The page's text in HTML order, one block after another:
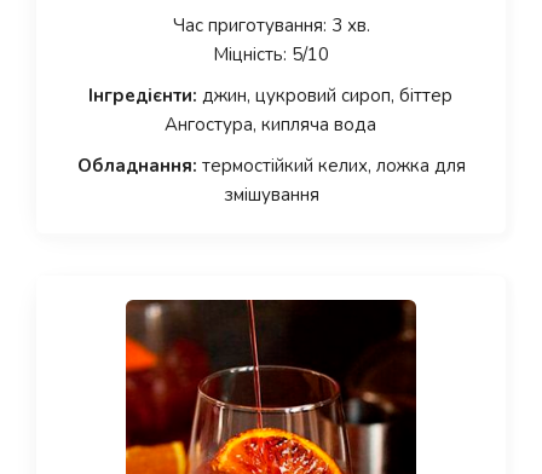
Час приготування: 3 хв.
Міцність: 5/10
Інгредієнти: джин, цукровий сироп, біттер
Ангостура, кипляча вода
Обладнання: термостійкий келих, ложка для
змішування